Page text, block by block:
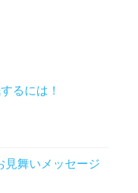
るには！
見舞いメッセージ